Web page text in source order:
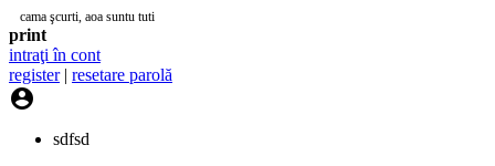
cama şcurti, aoa suntu tuti
print
intraţi în cont
register| resetare parolă

sdfsd